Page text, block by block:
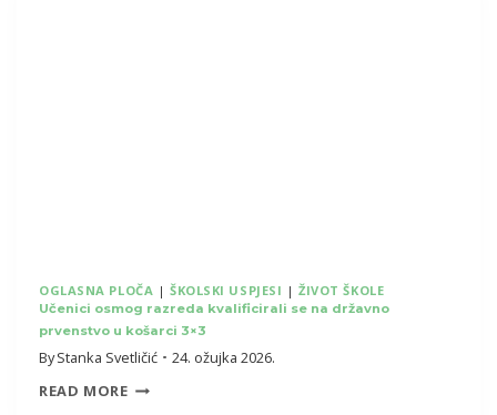
OGLASNA PLOČA | ŠKOLSKI USPJESI |ŽIVOT ŠKOLE
Učenici osmog razreda kvalificirali se na državno
prvenstvo u košarci 3×3
ByStanka Svetličić
24. ožujka 2026.
READ MOREUČENICI